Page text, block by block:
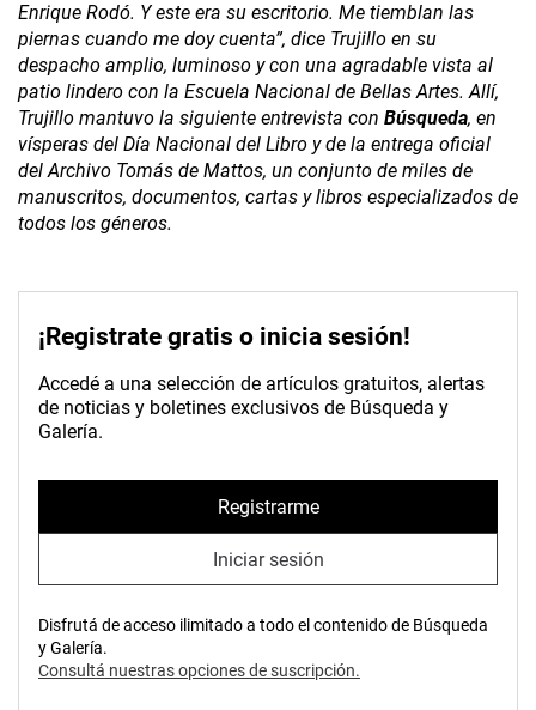
Enrique Rodó. Y este era su escritorio. Me tiemblan las
piernas cuando me doy cuenta”, dice Trujillo en su
despacho amplio, luminoso y con una agradable vista al
patio lindero con la Escuela Nacional de Bellas Artes. Allí,
Trujillo mantuvo la siguiente entrevista con Búsqueda, en
vísperas del Día Nacional del Libro y de la entrega oficial
del Archivo Tomás de Mattos, un conjunto de miles de
manuscritos, documentos, cartas y libros especializados de
todos los géneros.
¡Registrate gratis o inicia sesión!
Accedé a una selección de artículos gratuitos, alertas
de noticias y boletines exclusivos de Búsqueda y
Galería.
Registrarme
Iniciar sesión
Disfrutá de acceso ilimitado a todo el contenido de Búsqueda
y Galería.
Consultá nuestras opciones de suscripción.